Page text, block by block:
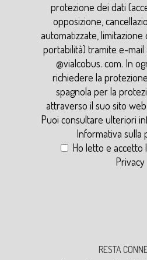
protezione dei dati
opposizione,
automatizzate, limitazione
portabilità) tramite e-mail
@vialcobus. com. In
richiedere la
spagnola per la
attraverso il suo sito web
Puoi consultare ulteriori
Informativa sulla
Ho letto e accetto
Privacy
RESTA